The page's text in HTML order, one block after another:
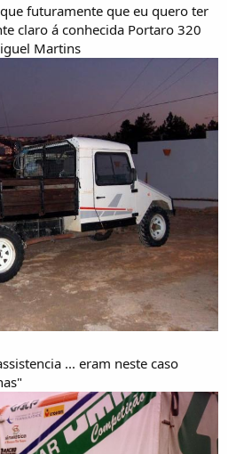
futuramente que eu quero ter
claro á conhecida Portaro 320
Martins
... eram neste caso